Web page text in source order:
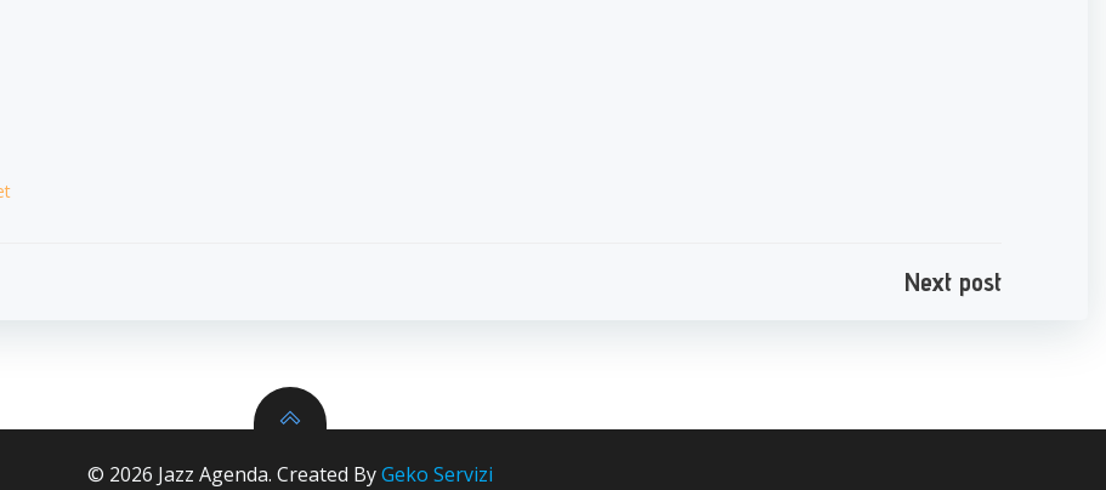
Next post
© 2026 Jazz Agenda. Created ByGeko Servizi